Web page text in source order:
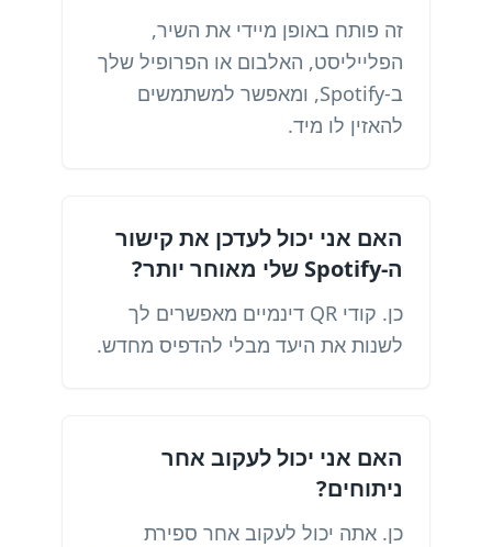
זה פותח באופן מיידי את השיר,
הפלייליסט, האלבום או הפרופיל שלך
ב-Spotify, ומאפשר למשתמשים
להאזין לו מיד.
האם אני יכול לעדכן את קישור
ה-Spotify שלי מאוחר יותר?
כן. קודי QR דינמיים מאפשרים לך
לשנות את היעד מבלי להדפיס מחדש.
האם אני יכול לעקוב אחר
ניתוחים?
כן. אתה יכול לעקוב אחר ספירת